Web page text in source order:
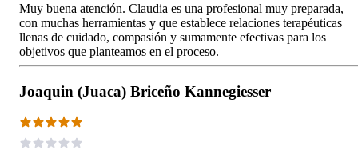
Muy buena atención. Claudia es una profesional muy preparada,
con muchas herramientas y que establece relaciones terapéuticas
llenas de cuidado, compasión y sumamente efectivas para los
objetivos que planteamos en el proceso.
Joaquin (Juaca) Briceño Kannegiesser